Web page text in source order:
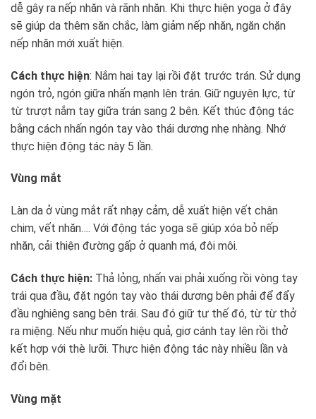
dễ gây ra nếp nhăn và rãnh nhăn. Khi thực hiện yoga ở đây
sẽ giúp da thêm săn chắc, làm giảm nếp nhăn, ngăn chặn
nếp nhăn mới xuất hiện.
Cách thực hiện: Nắm hai tay lại rồi đặt trước trán. Sử dụng
ngón trỏ, ngón giữa nhấn mạnh lên trán. Giữ nguyên lực, từ
từ trượt nắm tay giữa trán sang 2 bên. Kết thúc động tác
bằng cách nhấn ngón tay vào thái dương nhẹ nhàng. Nhớ
thực hiện động tác này 5 lần.
Vùng mắt
Làn da ở vùng mắt rất nhạy cảm, dễ xuất hiện vết chân
chim, vết nhăn…. Với động tác yoga sẽ giúp xóa bỏ nếp
nhăn, cải thiện đường gấp ở quanh má, đôi môi.
Cách thực hiện: Thả lỏng, nhấn vai phải xuống rồi vòng tay
trái qua đầu, đặt ngón tay vào thái dương bên phải để đẩy
đầu nghiêng sang bên trái. Sau đó giữ tư thế đó, từ từ thở
ra miệng. Nếu như muốn hiệu quả, giơ cánh tay lên rồi thở
kết hợp với thè lưỡi. Thực hiện động tác này nhiều lần và
đổi bên.
Vùng mặt